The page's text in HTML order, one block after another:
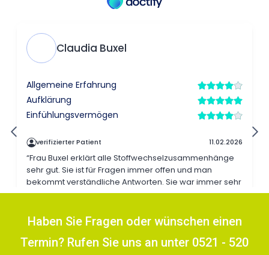
Haben Sie Fragen oder wünschen einen
Termin? Rufen Sie uns an unter 0521 - 520